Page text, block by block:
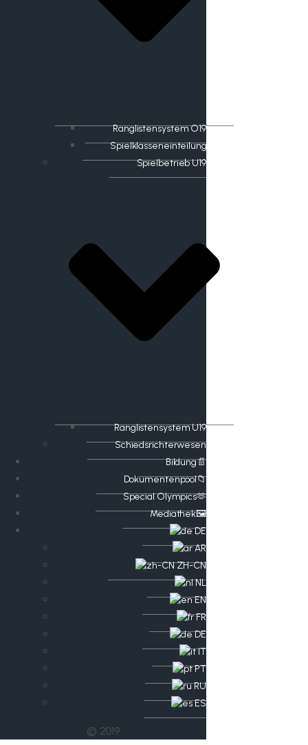
Ranglistensystem O19
Spielklasseneinteilung
Spielbetrieb U19
Ranglistensystem U19
Schiedsrichterwesen
Bildung📄
Dokumentenpool📁
​​Special Olympics🫶
Mediathek🖼️​
DE
AR
ZH-CN
NL
EN
FR
DE
IT
PT
RU
ES
© 2019